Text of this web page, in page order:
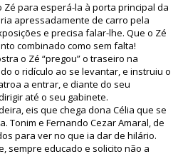
para esperá-la à porta principal da
apressadamente de carro pela
e precisa falar-lhe. Que o Zé
combinado como sem falta!
o Zé “pregou” o traseiro na
o ridículo ao se levantar, e instruiu o
a entrar, e diante do seu
até o seu gabinete.
eis que chega dona Célia que se
Tonim e Fernando Cezar Amaral, de
para ver no que ia dar de hilário.
sempre educado e solicito não a